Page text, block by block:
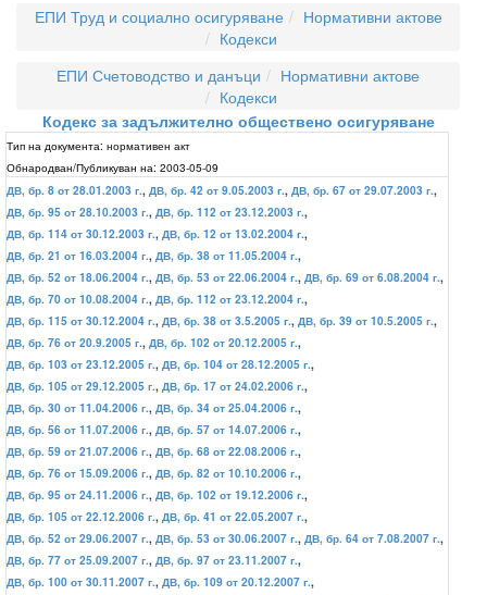
ЕПИ Труд и социално осигуряване
Нормативни актове
Кодекси
ЕПИ Счетоводство и данъци
Нормативни актове
Кодекси
Кодекс за задължително обществено осигуряване
Тип на документа: нормативен акт
Обнародван/Публикуван на: 2003-05-09
ДВ, бр. 8 от 28.01.2003 г., ДВ, бр. 42 от 9.05.2003 г., ДВ, бр. 67 от 29.07.2003 г.,
ДВ, бр. 95 от 28.10.2003 г., ДВ, бр. 112 от 23.12.2003 г.,
ДВ, бр. 114 от 30.12.2003 г., ДВ, бр. 12 от 13.02.2004 г.,
ДВ, бр. 21 от 16.03.2004 г., ДВ, бр. 38 от 11.05.2004 г.,
ДВ, бр. 52 от 18.06.2004 г., ДВ, бр. 53 от 22.06.2004 г., ДВ, бр. 69 от 6.08.2004 г.,
ДВ, бр. 70 от 10.08.2004 г., ДВ, бр. 112 от 23.12.2004 г.,
ДВ, бр. 115 от 30.12.2004 г., ДВ, бр. 38 от 3.5.2005 г., ДВ, бр. 39 от 10.5.2005 г.,
ДВ, бр. 76 от 20.9.2005 г., ДВ, бр. 102 от 20.12.2005 г.,
ДВ, бр. 103 от 23.12.2005 г., ДВ, бр. 104 от 28.12.2005 г.,
ДВ, бр. 105 от 29.12.2005 г., ДВ, бр. 17 от 24.02.2006 г.,
ДВ, бр. 30 от 11.04.2006 г., ДВ, бр. 34 от 25.04.2006 г.,
ДВ, бр. 56 от 11.07.2006 г., ДВ, бр. 57 от 14.07.2006 г.,
ДВ, бр. 59 от 21.07.2006 г., ДВ, бр. 68 от 22.08.2006 г.,
ДВ, бр. 76 от 15.09.2006 г., ДВ, бр. 82 от 10.10.2006 г.,
ДВ, бр. 95 от 24.11.2006 г., ДВ, бр. 102 от 19.12.2006 г.,
ДВ, бр. 105 от 22.12.2006 г., ДВ, бр. 41 от 22.05.2007 г.,
ДВ, бр. 52 от 29.06.2007 г., ДВ, бр. 53 от 30.06.2007 г., ДВ, бр. 64 от 7.08.2007 г.,
ДВ, бр. 77 от 25.09.2007 г., ДВ, бр. 97 от 23.11.2007 г.,
ДВ, бр. 100 от 30.11.2007 г., ДВ, бр. 109 от 20.12.2007 г.,